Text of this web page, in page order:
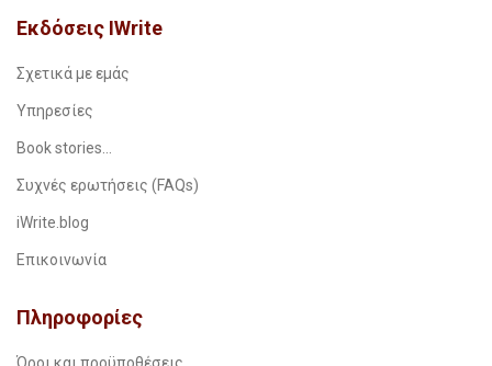
Εκδόσεις IWrite
Σχετικά με εμάς
Υπηρεσίες
Book stories…
Συχνές ερωτήσεις (FAQs)
iWrite.blog
Επικοινωνία
Πληροφορίες